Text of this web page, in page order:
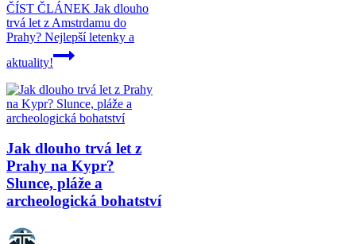
ČÍST ČLÁNEK Jak dlouho
trvá let z Amstrdamu do
Prahy? Nejlepší letenky a
aktuality!
Jak dlouho trvá let z
Prahy na Kypr?
Slunce, pláže a
archeologická bohatství